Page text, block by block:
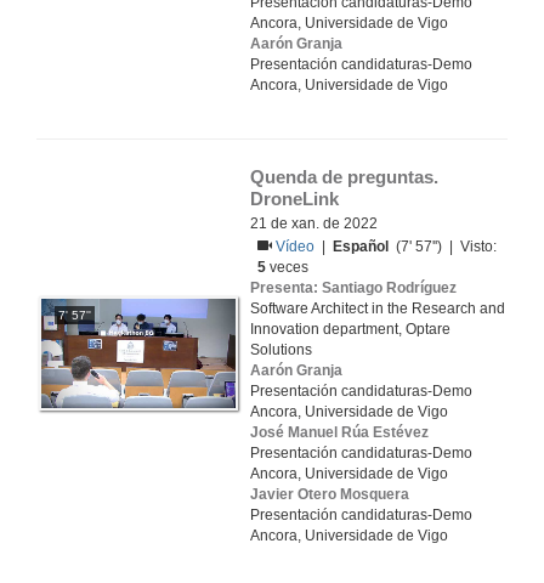
Ancora, Universidade de Vigo
Aarón Granja
Presentación candidaturas-Demo
Ancora, Universidade de Vigo
7' 57''
Quenda de preguntas.
DroneLink
21 de xan. de 2022
Vídeo
Español
(7' 57'') | Visto:
5 veces
Presenta: Santiago Rodríguez
Software Architect in the Research and
Innovation department, Optare
Solutions
Aarón Granja
Presentación candidaturas-Demo
Ancora, Universidade de Vigo
José Manuel Rúa Estévez
Presentación candidaturas-Demo
Ancora, Universidade de Vigo
Javier Otero Mosquera
Presentación candidaturas-Demo
Ancora, Universidade de Vigo